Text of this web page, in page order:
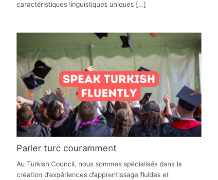
caractéristiques linguistiques uniques […]
Parler turc couramment
Au Turkish Council, nous sommes spécialisés dans la
création d’expériences d’apprentissage fluides et